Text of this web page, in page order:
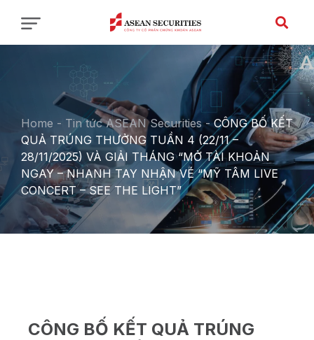
Home - Tin tức ASEAN Securities-CÔNG BỐ KẾT
QUẢ TRÚNG THƯỞNG TUẦN 4 (22/11 –
28/11/2025) VÀ GIẢI THÁNG “MỞ TÀI KHOẢN
NGAY – NHANH TAY NHẬN VÉ “MỸ TÂM LIVE
CONCERT – SEE THE LIGHT”
CÔNG BỐ KẾT QUẢ TRÚNG